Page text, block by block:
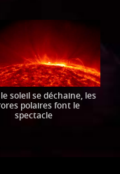
soleil se déchaine, les
polaires font le
spectacle